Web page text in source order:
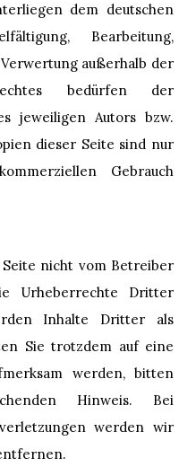
dem deutschen
Bearbeitung,
außerhalb der
bedürfen der
jeweiligen Autors bzw.
dieser Seite sind nur
Gebrauch
nicht vom Betreiber
Urheberrechte Dritter
Inhalte Dritter als
Sie trotzdem auf eine
werden, bitten
Hinweis. Bei
werden wir